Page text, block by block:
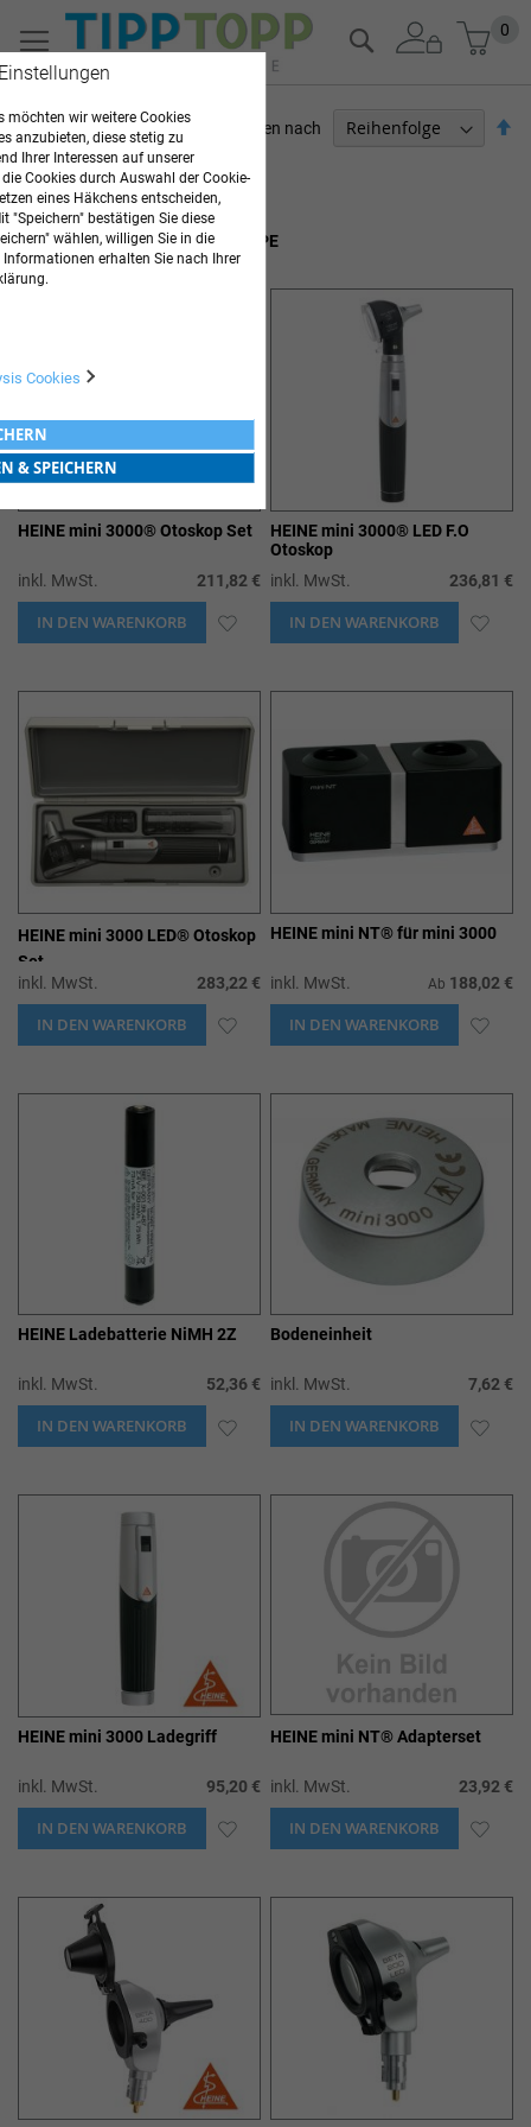
Zum
Inhalt
0
Suche
Artikel1-20von54
Sortieren nach
OTOSKOPE & OPHTHALMOSKOPE
HEINE mini 3000® Otoskop Set
inkl. MwSt. 211,82 €
IN DEN WARENKORB ZUR
HEINE mini 3000® LED F.O
Otoskop
inkl. MwSt.
236,81 €
IN DEN WARENKORB ZUR
HEINE mini 3000 LED® Otoskop 
Set
inkl. MwSt.
283,22 €
IN DEN WARENKORB ZUR
HEINE mini NT® für mini 3000
inkl. MwSt. Ab 188,02 €
IN DEN WARENKORB ZUR
HEINE Ladebatterie NiMH 2Z
inkl. MwSt. 52,36 €
IN DEN WARENKORB ZUR
Bodeneinheit
inkl. MwSt. 7,62 €
IN DEN WARENKORB ZUR
HEINE mini 3000 Ladegriff
inkl. MwSt. 95,20 €
IN DEN WARENKORB ZUR
HEINE mini NT® Adapterset
inkl. MwSt. 23,92 €
IN DEN WARENKORB ZUR
ARZTBEDARF
möchten wir weitere Cookies
anzubieten, diese stetig zu
Ihrer Interessen auf unserer
Cookies durch Auswahl der Cookie-
eines Häkchens entscheiden,
"Speichern" bestätigen Sie diese
wählen, willigen Sie in die
erhalten Sie nach Ihrer
Cookies
& SPEICHERN